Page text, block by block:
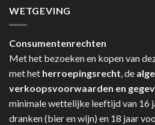
WETGEVING
Consumentenrechten
Met het bezoeken en kopen van
met het herroepingsrecht, de
verkoopsvoorwaarden en
minimale wettelijke leeftijd van 16
dranken (bier en wijn) en 18 jaar